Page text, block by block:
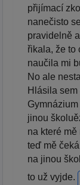
přijímací
nanečisto
pravidelně
řikala, že to
naučila mi
No ale
Hlásila sem
jinou
na které
teď mě
na jinou
to už vyjde.